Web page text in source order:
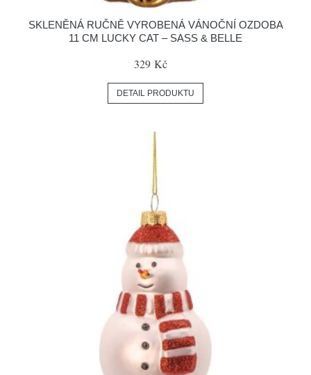
SKLENĚNÁ RUČNĚ VYROBENÁ VÁNOČNÍ OZDOBA
11 CM LUCKY CAT – SASS & BELLE
329 Kč
DETAIL PRODUKTU